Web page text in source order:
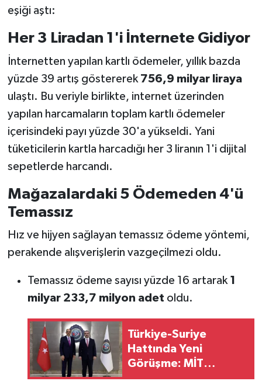
eşiği aştı:
Her 3 Liradan 1'i İnternete Gidiyor
İnternetten yapılan kartlı ödemeler, yıllık bazda
yüzde 39 artış göstererek 756,9 milyar liraya
ulaştı. Bu veriyle birlikte, internet üzerinden
yapılan harcamaların toplam kartlı ödemeler
içerisindeki payı yüzde 30'a yükseldi. Yani
tüketicilerin kartla harcadığı her 3 liranın 1'i dijital
sepetlerde harcandı.
Mağazalardaki 5 Ödemeden 4'ü
Temassız
Hız ve hijyen sağlayan temassız ödeme yöntemi,
perakende alışverişlerin vazgeçilmezi oldu.
Temassız ödeme sayısı yüzde 16 artarak 1
milyar 233,7 milyon adet oldu.
Türkiye-Suriye
Hattında Yeni
Görüşme: MİT
Başkanı Kalın,